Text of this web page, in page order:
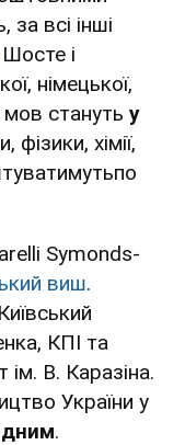
всі інші
Шосте і
німецької,
мов стануть у
фізики, хімії,
Symonds-
виш.
КПІ та
ім. В. Каразіна.
України у
.